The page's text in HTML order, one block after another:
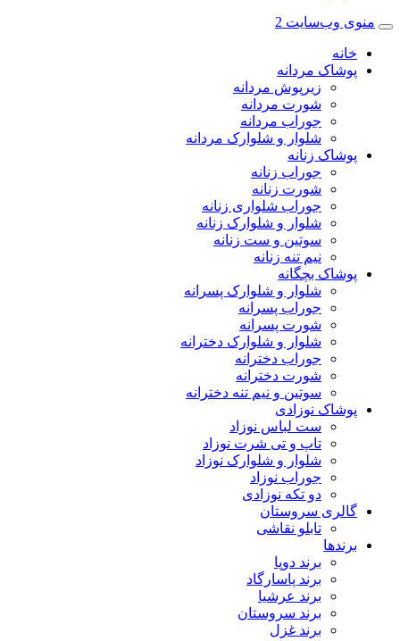
منوی وب‌سایت 2
خانه
پوشاک مردانه
زیرپوش مردانه
شورت مردانه
جوراب مردانه
شلوار و شلوارک مردانه
پوشاک زنانه
جوراب زنانه
شورت زنانه
جوراب شلواری زنانه
شلوار و شلوارک زنانه
سوتین و ست زنانه
نیم تنه زنانه
پوشاک بچگانه
شلوار و شلوارک پسرانه
جوراب پسرانه
شورت پسرانه
شلوار و شلوارک دخترانه
جوراب دخترانه
شورت دخترانه
سوتین و نیم تنه دخترانه
پوشاک نوزادی
ست لباس نوزاد
تاپ و تی شرت نوزاد
شلوار و شلوارک نوزاد
جوراب نوزاد
دو تکه نوزادی
گالری سروستان
تابلو نقاشی
برندها
برند دوپا
برند پاسارگاد
برند عرشیا
برند سروستان
برند غزل